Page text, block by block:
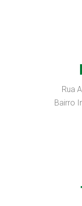
Rua
Bairro